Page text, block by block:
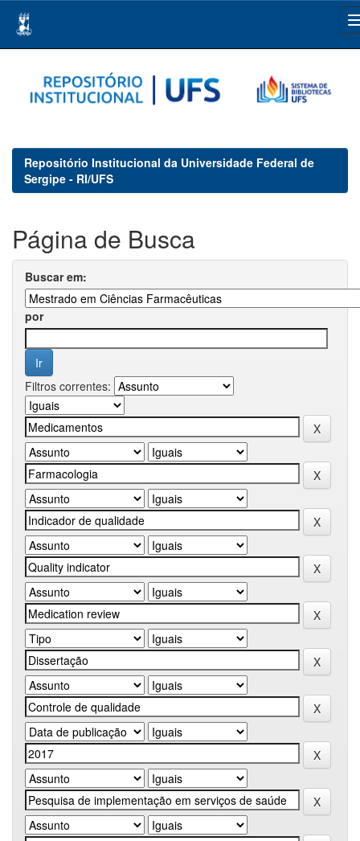
navigation
Repositório Institucional da Universidade Federal de
Sergipe - RI/UFS
Página de Busca
Buscar em:
por
Filtros correntes: